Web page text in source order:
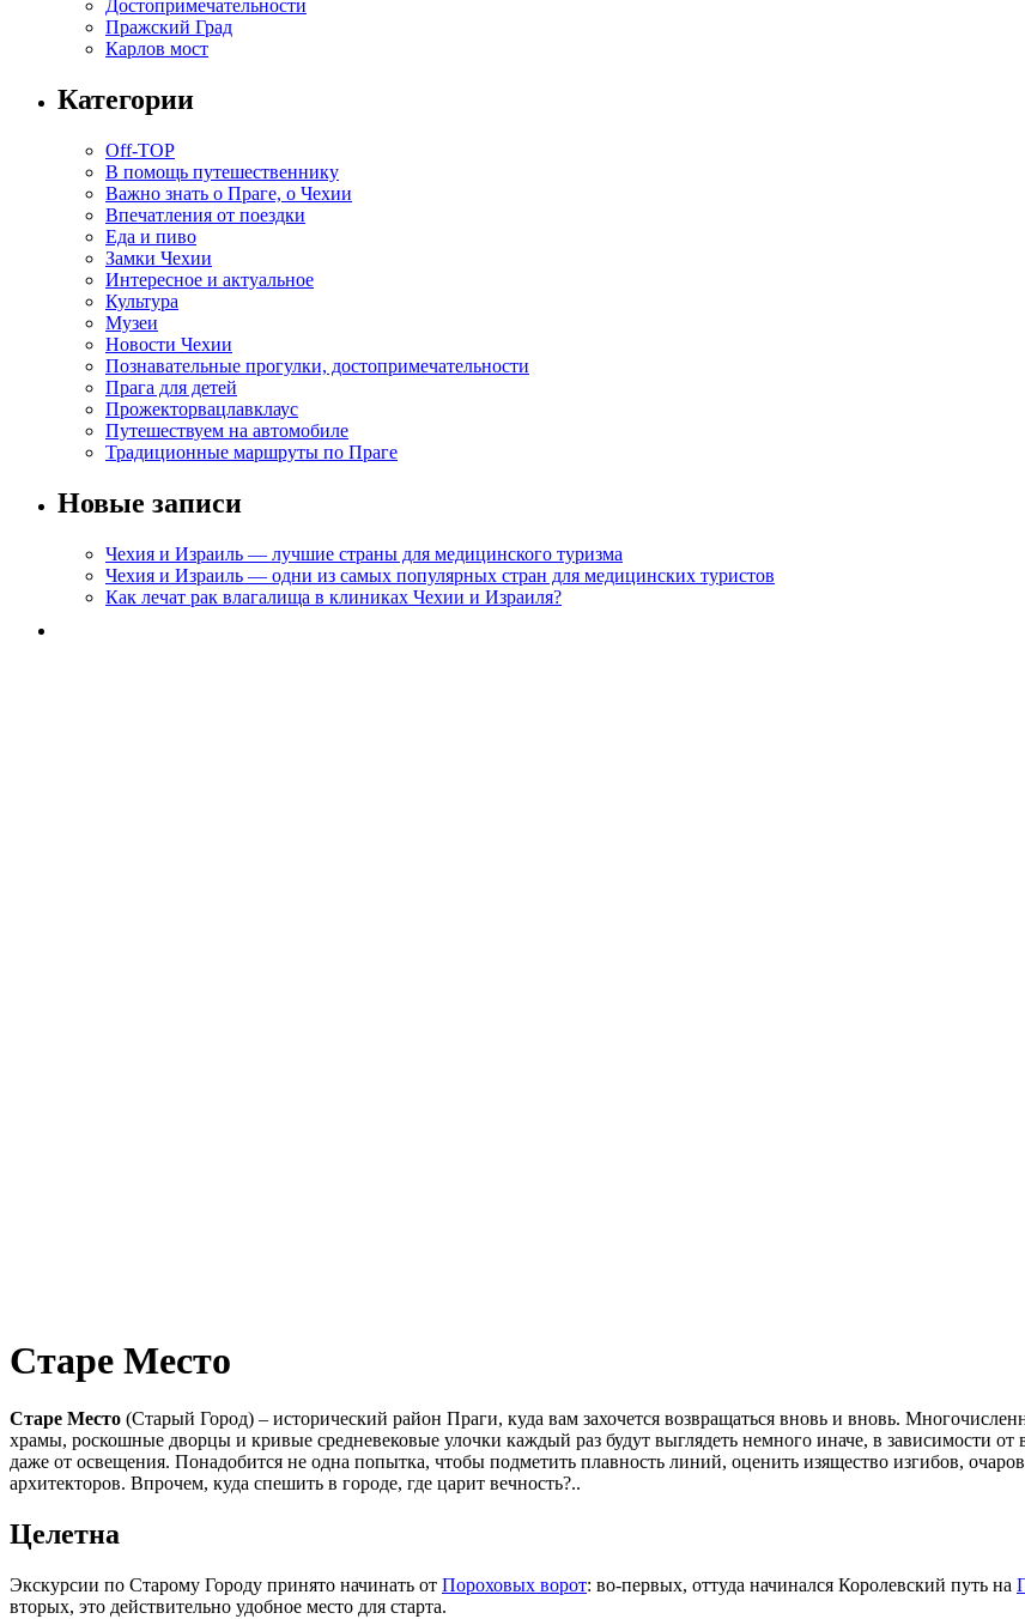
Достопримечательности
Пражский Град
Карлов мост
Категории
Off-TOP
В помощь путешественнику
Важно знать о Праге, о Чехии
Впечатления от поездки
Еда и пиво
Замки Чехии
Интересное и актуальное
Культура
Музеи
Новости Чехии
Познавательные прогулки, достопримечательности
Прага для детей
Прожекторвацлавклаус
Путешествуем на автомобиле
Традиционные маршруты по Праге
Новые записи
Чехия и Израиль — лучшие страны для медицинского туризма
Чехия и Израиль — одни из самых популярных стран для медицинских туристов
Как лечат рак влагалища в клиниках Чехии и Израиля?
Старе Место
Старе Место (Старый Город) – исторический район Праги, куда вам захочется возвращаться вновь и вновь.
храмы, роскошные дворцы и кривые средневековые улочки каждый раз будут выглядеть немного иначе, в зависимости от
даже от освещения. Понадобится не одна попытка, чтобы подметить плавность линий, оценить изящество изгибов,
архитекторов. Впрочем, куда спешить в городе, где царит вечность?..
Целетна
Экскурсии по Старому Городу принято начинать от Пороховых ворот: во-первых, оттуда начинался Королевский путь на
вторых, это действительно удобное место для старта.